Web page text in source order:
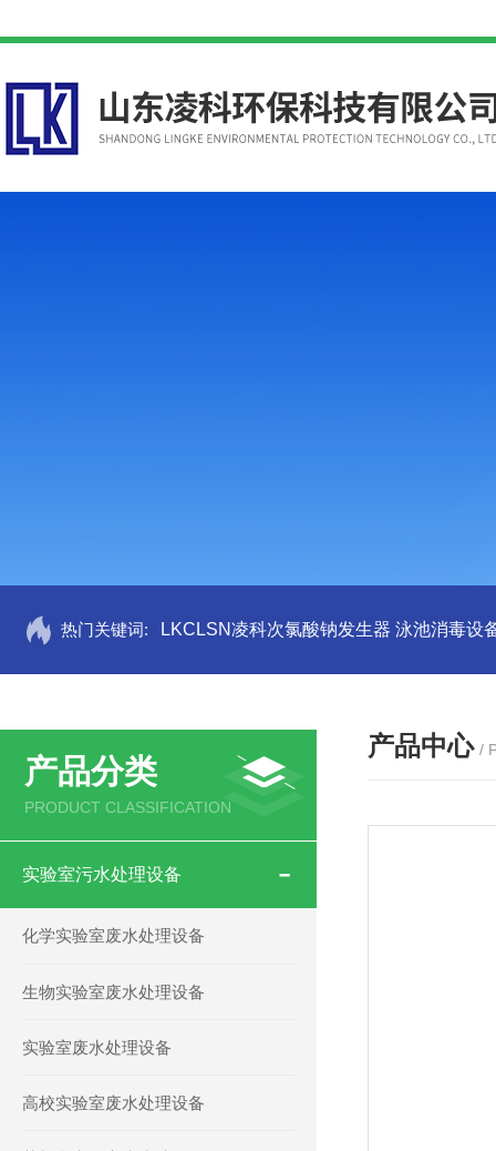
热门关键词: LKCLSN凌科次氯酸钠发生器 泳池消毒设
产品分类
PRODUCT CLASSIFICATION
实验室污水处理设备
化学实验室废水处理设备
生物实验室废水处理设备
实验室废水处理设备
高校实验室废水处理设备
产品中心 /